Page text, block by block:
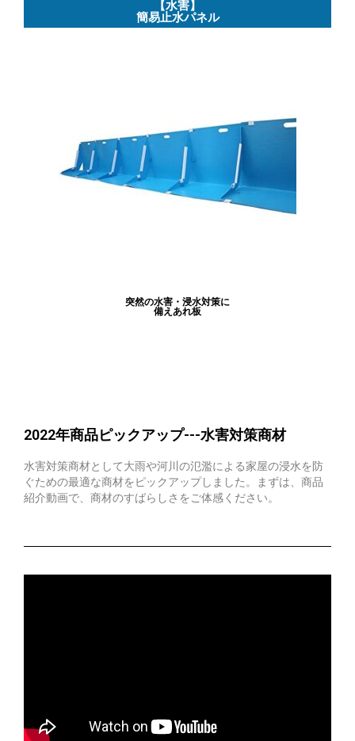
【水害】
簡易止水パネル
突然の水害・浸水対策に
備えあれ板
2022年商品ピックアップ---水害対策商材
水害対策商材として大雨や河川の氾濫による家屋の浸水を防
ぐための最適な商材をピックアップしました。まずは、商品
紹介動画で、商材のすばらしさをご体感ください。